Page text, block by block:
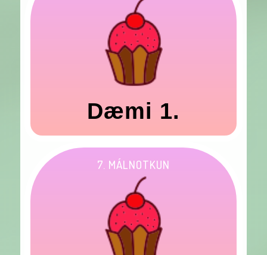
Dæmi 1.
7. MÁLNOTKUN